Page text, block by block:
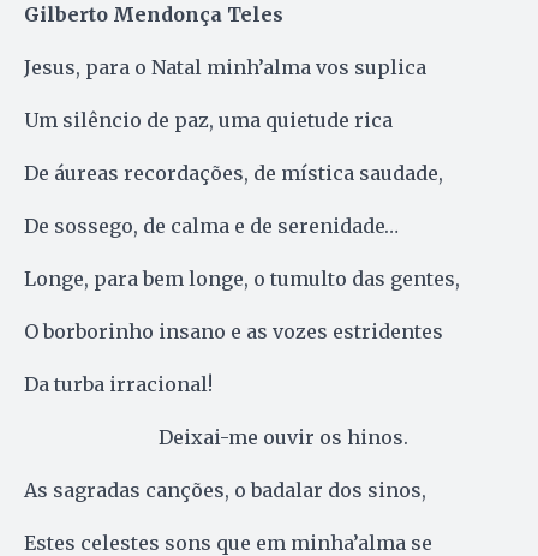
Gilberto Mendonça Teles
Jesus, para o Natal minh’alma vos suplica
Um silêncio de paz, uma quietude rica
De áureas recordações, de mística saudade,
De sossego, de calma e de serenidade…
Longe, para bem longe, o tumulto das gentes,
O borborinho insano e as vozes estridentes
Da turba irracional!
Deixai-me ouvir os hinos.
As sagradas canções, o badalar dos sinos,
Estes celestes sons que em minha’alma se